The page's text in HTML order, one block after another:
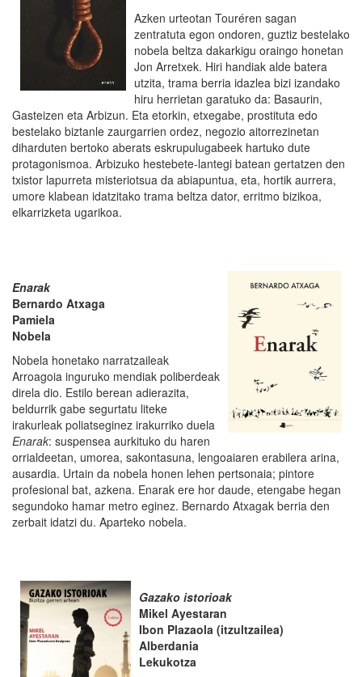
Azken urteotan Touréren sagan
zentratuta egon ondoren, guztiz bestelako
nobela beltza dakarkigu oraingo honetan
Jon Arretxek. Hiri handiak alde batera
utzita, trama berria idazlea bizi izandako
hiru herrietan garatuko da: Basaurin,
Gasteizen eta Arbizun. Eta etorkin, etxegabe, prostituta edo
bestelako biztanle zaurgarrien ordez, negozio aitorrezinetan
diharduten bertoko aberats eskrupulugabeek hartuko dute
protagonismoa. Arbizuko hestebete-lantegi batean gertatzen den
txistor lapurreta misteriotsua da abiapuntua, eta, hortik aurrera,
umore klabean idatzitako trama beltza dator, erritmo bizikoa,
elkarrizketa ugarikoa.
Enarak
Bernardo Atxaga
Pamiela
Nobela
Nobela honetako narratzaileak
Arroagoia inguruko mendiak poliberdeak
direla dio. Estilo berean adierazita,
beldurrik gabe segurtatu liteke
irakurleak poliatseginez irakurriko duela
Enarak: suspensea aurkituko du haren
orrialdeetan, umorea, sakontasuna, lengoaiaren erabilera arina,
ausardia. Urtain da nobela honen lehen pertsonaia; pintore
profesional bat, azkena. Enarak ere hor daude, etengabe hegan
segundoko hamar metro eginez. Bernardo Atxagak berria den
zerbait idatzi du. Aparteko nobela.
Gazako istorioak
Mikel Ayestaran
Ibon Plazaola (itzultzailea)
Alberdania
Lekukotza